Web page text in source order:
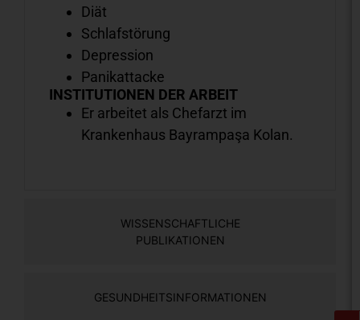
WISSENSCHAFTLICHE
PUBLIKATIONEN
GESUNDHEITSINFORMATIONEN
Diät
Schlafstörung
Depression
Panikattacke
INSTITUTIONEN DER ARBEIT
Er arbeitet als Chefarzt im
Krankenhaus Bayrampaşa Kolan.